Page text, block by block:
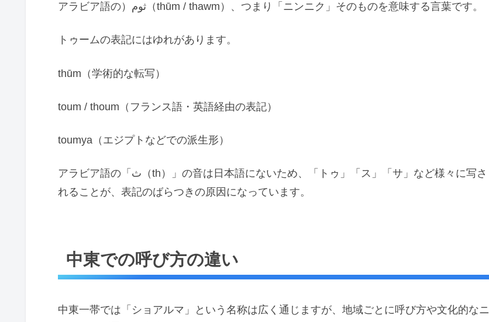
アラビア語の）ثوم（thūm / thawm）、つまり「ニンニク」そのものを意味する言葉です。
トゥームの表記にはゆれがあります。
thūm（学術的な転写）
toum / thoum（フランス語・英語経由の表記）
toumya（エジプトなどでの派生形）
アラビア語の「ث（th）」の音は日本語にないため、「トゥ」「ス」「サ」など様々に写さ
れることが、表記のばらつきの原因になっています。
中東での呼び方の違い
中東一帯では「ショアルマ」という名称は広く通じますが、地域ごとに呼び方や文化的なニ